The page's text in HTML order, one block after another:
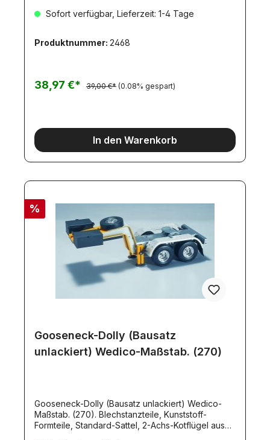
Sofort verfügbar, Lieferzeit: 1-4 Tage
Produktnummer: 2468
38,97 €* 39,00 €* (0.08% gespart)
In den Warenkorb
%
Gooseneck-Dolly (Bausatz
unlackiert) Wedico-Maßstab. (270)
Gooseneck-Dolly (Bausatz unlackiert) Wedico-
Maßstab. (270). Blechstanzteile, Kunststoff-
Formteile, Standard-Sattel, 2-Achs-Kotflügel aus